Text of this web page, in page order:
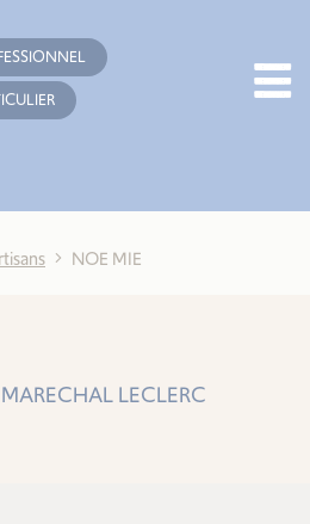
NOE MIE
LECLERC